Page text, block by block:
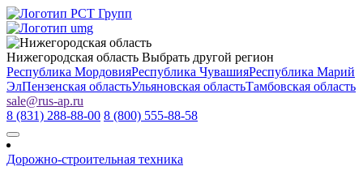
Нижегородская область Выбрать другой регион
Республика МордовияРеспублика ЧувашияРеспублика Марий
ЭлПензенская областьУльяновская областьТамбовская область
sale@rus-ap.ru
8 (831) 288-88-00 8 (800) 555-88-58
Дорожно-строительная техника